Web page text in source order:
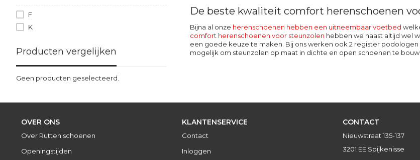
De beste kwaliteit comfort herenschoenen
Bijna al onze herenschoenen hebben een uitneembaar voetbed
comfort herenschoenen voor steunzolen hebben we haast altijd wel
een goede keuze te maken. Bij ons werken ook 2 register
mogelijk om steunzolen op maat in dichte en open schoenen te
F
K
Producten vergelijken
Geen producten geselecteerd.
OVER ONS
Over Rutten schoenen
Openingstijden
KLANTENSERVICE
Contact
Inloggen
CONTACT
Nieuwstraat 135-137
3201 EE Spijkenisse